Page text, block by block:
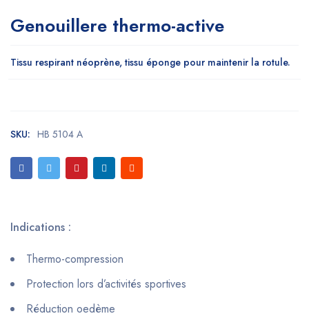
Genouillere thermo-active
Tissu respirant néoprène, tissu éponge pour maintenir la rotule.
SKU: HB 5104 A
Indications :
Thermo-compression
Protection lors d’activités sportives
Réduction oedème